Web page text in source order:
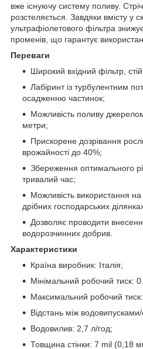
вже існуючу систему поливу.
розстеляється. Завдяки вмісту у
ультрафіолетового фільтра
променів, що гарантує
Переваги
Широкий вхідний фільтр,
Лабіринт із турбулентним
осадженню частинок;
Можливість поливу
метри;
Прискорене дозрівання
врожайності до 40%;
Збереження оптимального
тривалий час;
Можливість використання
дрібних господарських
Дозволяє проводити
водорозчинних добрив.
Характеристики
Країна виробник: Італія;
Мінімальний робочий тиск:
Максимальний робочий
Відстань між
Водовилив: 2,7 л/год;
Товщина стінки: 7 mil (0,18